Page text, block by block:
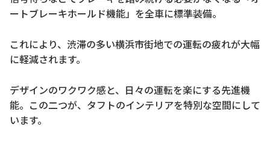
ートブレーキホールド機能」を全車に標準装備。
これにより、渋滞の多い横浜市街地での運転の疲れが大幅
に軽減されます。
デザインのワクワク感と、日々の運転を楽にする先進機
能。この二つが、タフトのインテリアを特別な空間にして
います。